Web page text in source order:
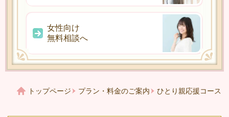
女性向け
無料相談へ
トップページ プラン・料金のご案内 ひとり親応援コース